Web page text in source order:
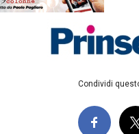
Condividi